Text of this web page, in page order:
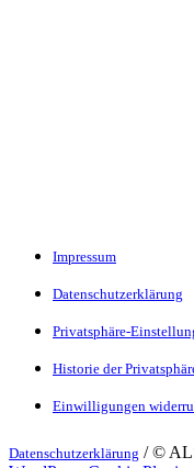
Impressum
Datenschutzerklärung
Privatsphäre-
Historie der
Einwilligungen
Datenschutzerklärung / ©